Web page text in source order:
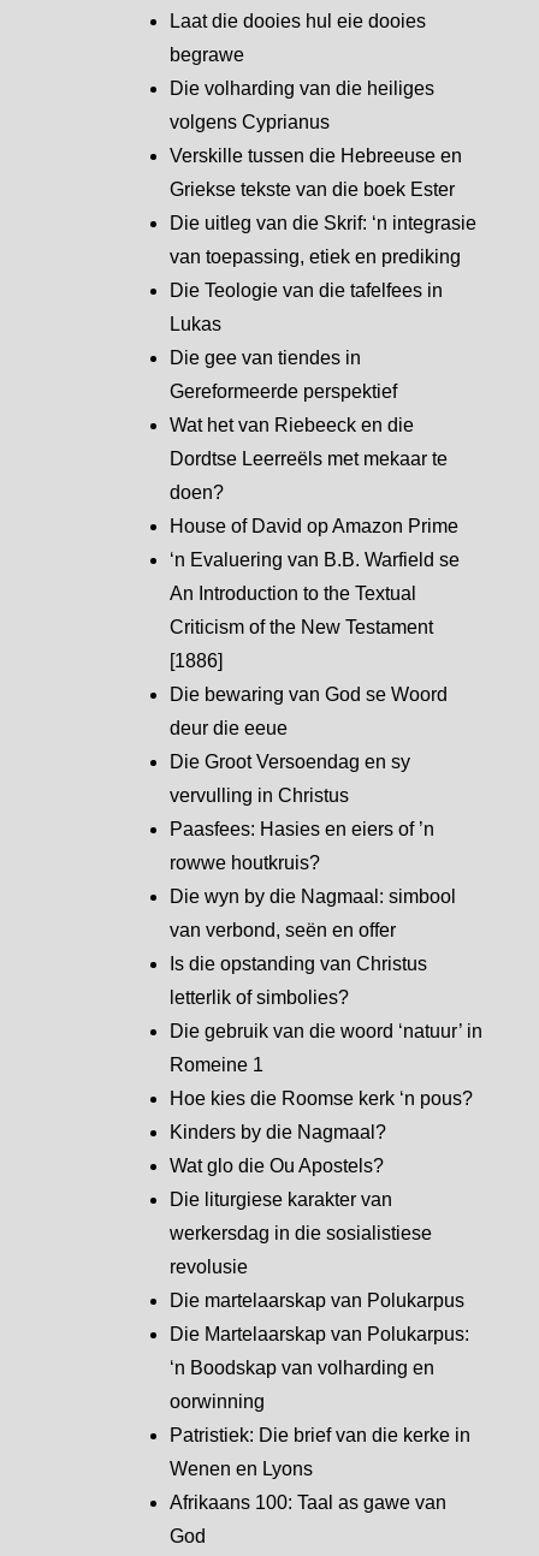
Laat die dooies hul eie dooies
begrawe
Die volharding van die heiliges
volgens Cyprianus
Verskille tussen die Hebreeuse en
Griekse tekste van die boek Ester
Die uitleg van die Skrif: ‘n integrasie
van toepassing, etiek en prediking
Die Teologie van die tafelfees in
Lukas
Die gee van tiendes in
Gereformeerde perspektief
Wat het van Riebeeck en die
Dordtse Leerreëls met mekaar te
doen?
House of David op Amazon Prime
‘n Evaluering van B.B. Warfield se
An Introduction to the Textual
Criticism of the New Testament
[1886]
Die bewaring van God se Woord
deur die eeue
Die Groot Versoendag en sy
vervulling in Christus
Paasfees: Hasies en eiers of ’n
rowwe houtkruis?
Die wyn by die Nagmaal: simbool
van verbond, seën en offer
Is die opstanding van Christus
letterlik of simbolies?
Die gebruik van die woord ‘natuur’ in
Romeine 1
Hoe kies die Roomse kerk ‘n pous?
Kinders by die Nagmaal?
Wat glo die Ou Apostels?
Die liturgiese karakter van
werkersdag in die sosialistiese
revolusie
Die martelaarskap van Polukarpus
Die Martelaarskap van Polukarpus:
‘n Boodskap van volharding en
oorwinning
Patristiek: Die brief van die kerke in
Wenen en Lyons
Afrikaans 100: Taal as gawe van
God